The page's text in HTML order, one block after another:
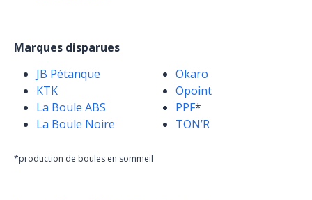
Marques disparues
JB Pétanque
KTK
La Boule ABS
La Boule Noire
Okaro
Opoint
PPF*
TON’R
*production de boules en sommeil